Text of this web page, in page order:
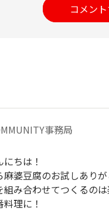
コメン
事務局
ちは！
麻婆豆腐のお試しあり
組み合わせてつくるの
理に！